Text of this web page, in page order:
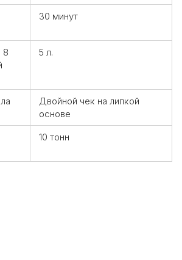
30 минут
8
5 л.
Двойной чек на липкой
основе
10 тонн